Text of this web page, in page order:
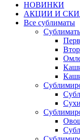
НОВИНКИ
АКЦИИ И
Все сублиматы